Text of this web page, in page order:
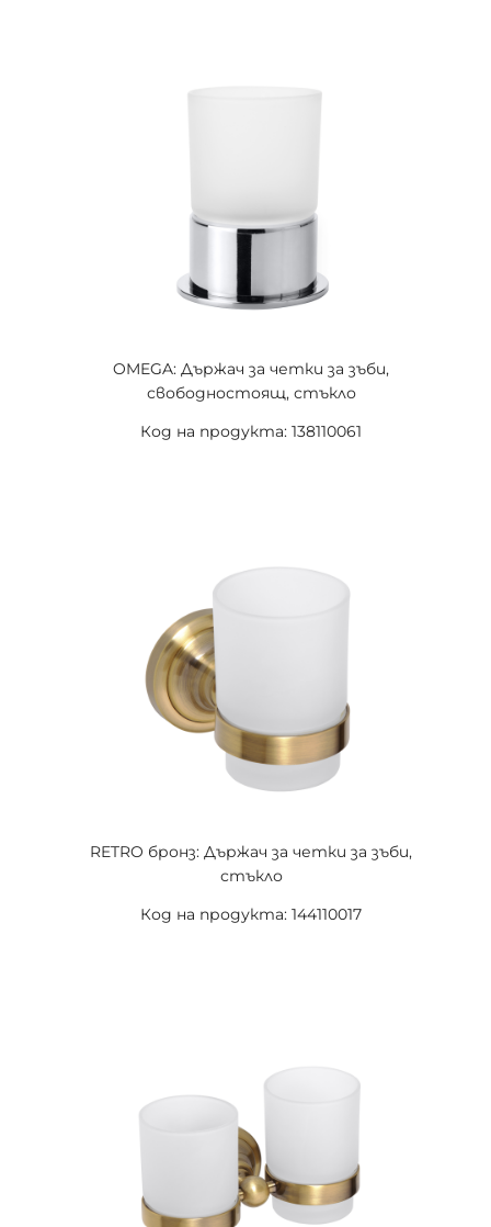
OMEGA: Държач за четки за зъби,
свободностоящ, стъкло
Код на продукта: 138110061
RETRO бронз: Държач за четки за зъби,
стъкло
Код на продукта: 144110017